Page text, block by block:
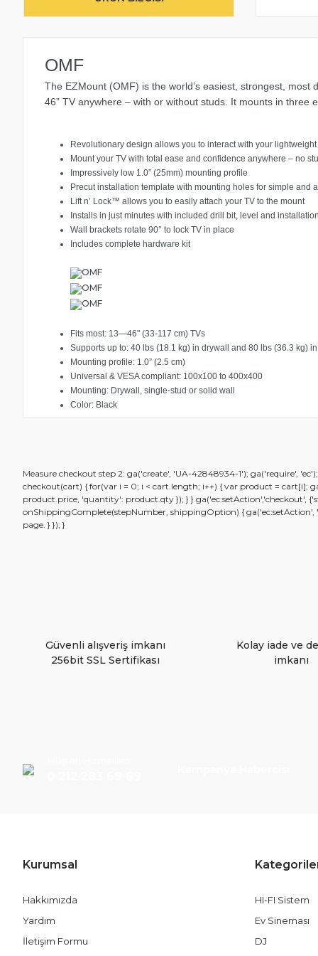
OMF
The EZMount (OMF) is the world’s easiest, strongest,
46” TV anywhere – with or without studs. It mounts in
Revolutionary design allows you to interact with your
Mount your TV with total ease and confidence anywhere – no
Impressively low 1.0” (25mm) mounting profile
Precut installation template with mounting holes for simple and
Lift n’ Lock™ allows you to easily attach your TV to the mount
Installs in just minutes with included drill bit, level and
Wall brackets rotate 90° to lock TV in place
Includes complete hardware kit
Fits most: 13—46" (33-117 cm) TVs
Supports up to: 40 lbs (18.1 kg) in drywall and 80 lbs (36.3 kg)
Mounting profile: 1.0” (2.5 cm)
Universal & VESA compliant: 100x100 to 400x400
Mounting: Drywall, single-stud or solid wall
Color: Black
Görüş ve önerileriniz için teşekkür ederiz.
Ürün resmi kalitesiz, bozuk veya görüntülenemiyor.
Bu ürüne benzer farklı alternatifler olmalı.
Measure checkout step 2: ga('create', 'UA-42848934-1'); ga('require',
checkout(cart) { for(var i = 0; i < cart.length; i++) { var product =
product.price, 'quantity': product.qty }); } } ga('ec:setAction','checkout',
onShippingComplete(stepNumber, shippingOption) {
page. } }); }
Güvenli alışveriş imkanı
256bit SSL Sertifikası
Kolay iade ve
imkanı
Kurumsal
Hakkımızda
Yardım
İletişim Formu
HI-FI Sistem
Ev Sineması
DJ